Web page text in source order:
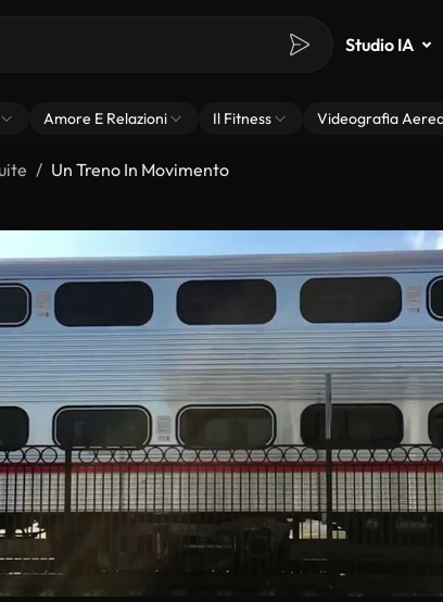
Studio IA
Amore E Relazioni Il Fitness Videografia
Un Treno In Movimento